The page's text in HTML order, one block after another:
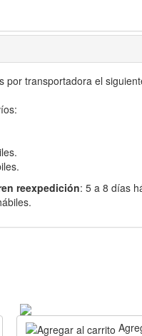
por transportadora el
reexpedición: 5 a 8 días